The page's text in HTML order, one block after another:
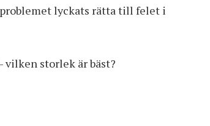
problemet lyckats rätta till felet i
vilken storlek är bäst?